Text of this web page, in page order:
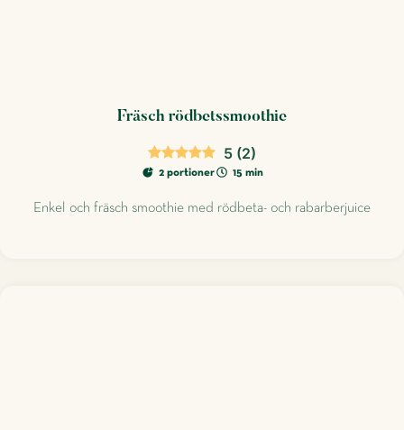
Fräsch rödbetssmoothie
5 (2)
2 portioner 15 min
Enkel och fräsch smoothie med rödbeta- och rabarberjuice